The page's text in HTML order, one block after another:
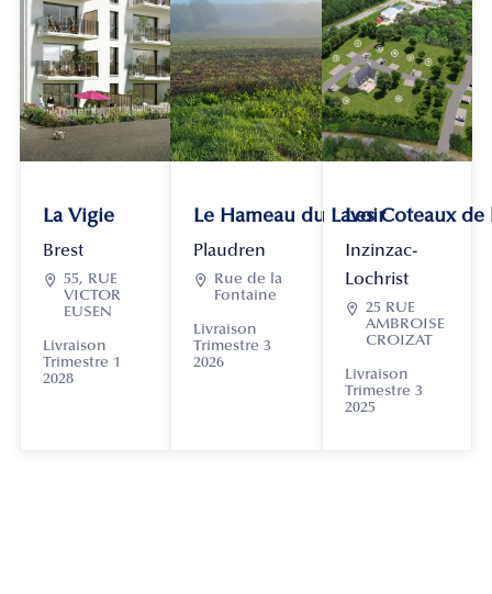
La Vigie
Brest
 55, RUE
VICTOR
EUSEN
Livraison
Trimestre 1
2028
Le Hameau du Lavoir
Plaudren

Rue de la
Fontaine
Livraison
Trimestre 3
2026
Les Coteaux
Inzinzac-
Lochrist
 25 RUE
AMBROISE
CROIZAT
Livraison
Trimestre 3
2025